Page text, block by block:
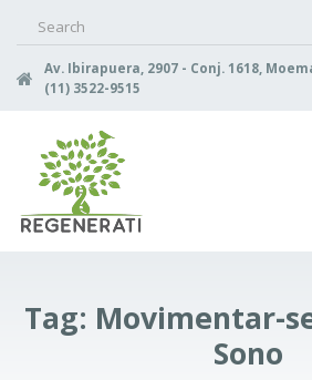
Av. Ibirapuera, 2907 - Conj. 1618,
(11) 3522-9515
Tag: Movimentar-
Sono